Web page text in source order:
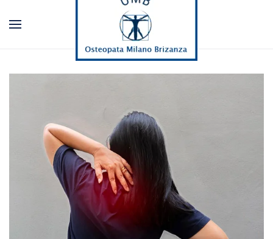
Passa al contenuto principale